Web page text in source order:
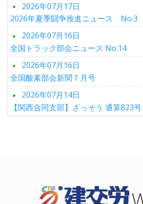
2026年07月17日
2026年夏季闘争推進ニュース No.3
2026年07月16日
全国トラック部会ニュース No.14
2026年07月16日
全国酸素部会新聞７月号
2026年07月14日
【関西合同支部】ざっそう 通算823号